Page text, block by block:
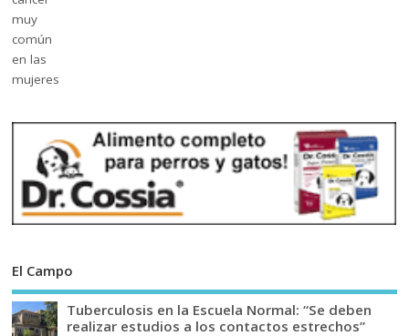
El Campo
Tuberculosis en la Escuela Normal: “Se deben
realizar estudios a los contactos estrechos”